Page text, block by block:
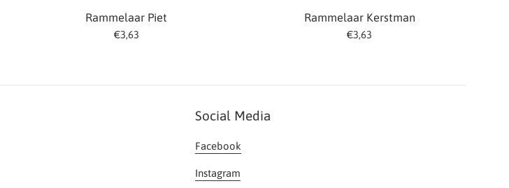
Rammelaar Piet
Normale
€3,63
Rammelaar Kerstman
Normale
€3,63
Social Media
Facebook
Instagram